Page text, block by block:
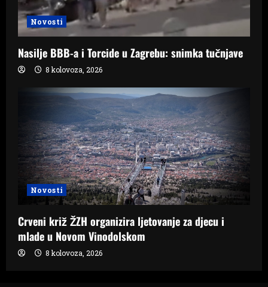
Novosti
Nasilje BBB-a i Torcide u Zagrebu: snimka tučnjave
8 kolovoza, 2026
Novosti
Crveni križ ŽZH organizira ljetovanje za djecu i
mlade u Novom Vinodolskom
8 kolovoza, 2026